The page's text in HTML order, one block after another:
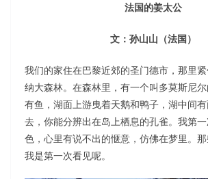
法国的姜太公
文：孙山山（法国）
我们的家住在巴黎近郊的圣门德市，那里
纳大森林。在森林里，有一个叫多莫斯尼
有鱼，湖面上游曳着天鹅和鸭子，湖中间
去，你能分辨出在岛上栖息的孔雀。我第
色，心里有说不出的惬意，仿佛在梦里。那
我是第一次看见呢。